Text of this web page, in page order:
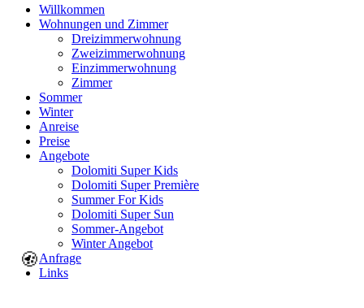
Willkommen
Wohnungen und Zimmer
Dreizimmerwohnung
Zweizimmerwohnung
Einzimmerwohnung
Zimmer
Sommer
Winter
Anreise
Preise
Angebote
Dolomiti Super Kids
Dolomiti Super Première
Summer For Kids
Dolomiti Super Sun
Sommer-Angebot
Winter Angebot
Anfrage
Links
🍪